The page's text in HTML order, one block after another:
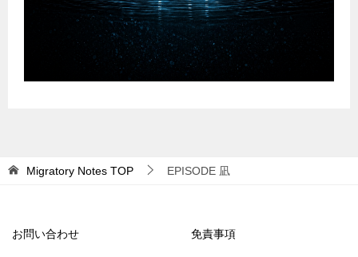
Migratory Notes TOP EPISODE 凪
お問い合わせ 免責事項